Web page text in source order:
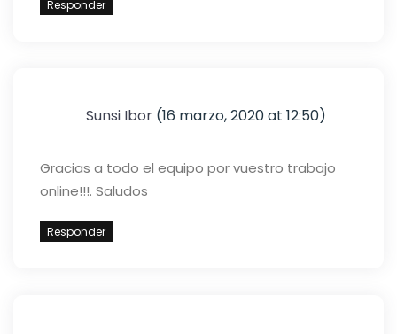
Responder
Sunsi Ibor (16 marzo, 2020 at 12:50)
Gracias a todo el equipo por vuestro trabajo
online!!!. Saludos
Responder